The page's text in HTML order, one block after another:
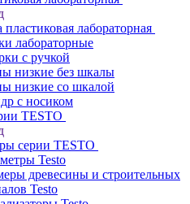
пластиковая лабораторная
лабораторные
с ручкой
низкие без шкалы
низкие со шкалой
с носиком
TESTO
серии TESTO
Testo
древесины и строительных
Testo